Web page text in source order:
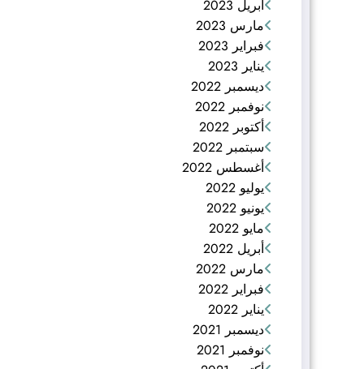
أبريل 2023
مارس 2023
فبراير 2023
يناير 2023
ديسمبر 2022
نوفمبر 2022
أكتوبر 2022
سبتمبر 2022
أغسطس 2022
يوليو 2022
يونيو 2022
مايو 2022
أبريل 2022
مارس 2022
فبراير 2022
يناير 2022
ديسمبر 2021
نوفمبر 2021